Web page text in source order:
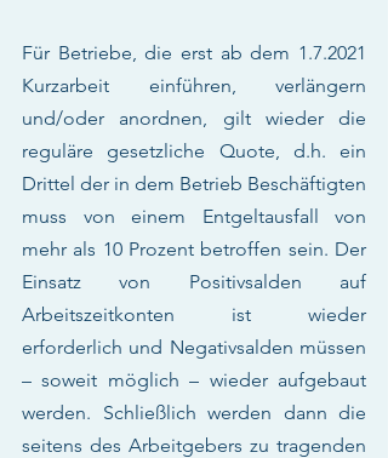
Für Betriebe, die erst ab dem 1.7.2021
Kurzarbeit einführen, verlängern
und/oder anordnen, gilt wieder die
reguläre gesetzliche Quote, d.h. ein
Drittel der in dem Betrieb Beschäftigten
muss von einem Entgeltausfall von
mehr als 10 Prozent betroffen sein. Der
Einsatz von Positivsalden auf
Arbeitszeitkonten ist wieder
erforderlich und Negativsalden müssen
– soweit möglich – wieder aufgebaut
werden. Schließlich werden dann die
seitens des Arbeitgebers zu tragenden